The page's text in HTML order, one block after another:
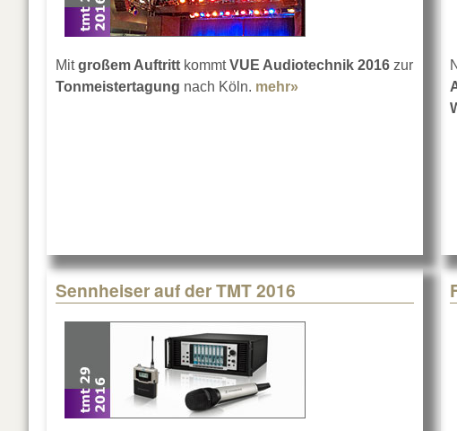
Mitgroßem Auftritt kommtVUE Audiotechnik 2016 zur
Tonmeistertagung nach Köln. mehr» about VUE auf der
Sennheiser auf der TMT 2016